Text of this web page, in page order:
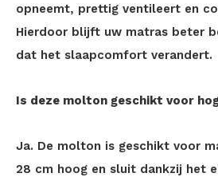
opneemt, prettig ventileert en
Hierdoor blijft uw matras beter
dat het slaapcomfort verandert.
Is deze molton geschikt voor
Ja. De molton is geschikt voor
28 cm hoog en sluit dankzij het